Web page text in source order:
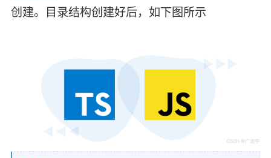
创建。目录结构创建好后，如下图所示